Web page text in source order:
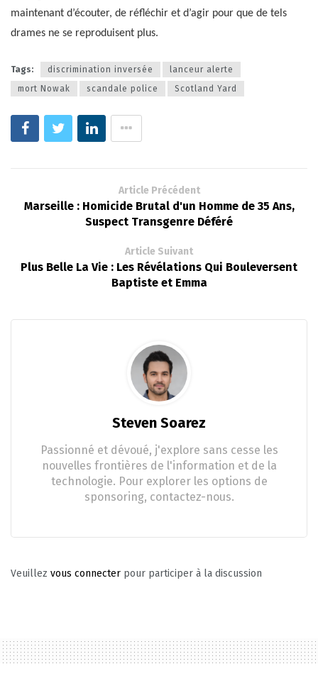
maintenant d’écouter, de réfléchir et d’agir pour que de tels
drames ne se reproduisent plus.
Tags: discrimination inversée
lanceur alerte
mort Nowak
scandale police Scotland Yard
Article Précédent
Marseille : Homicide Brutal d'un Homme de 35 Ans,
Suspect Transgenre Déféré
Article Suivant
Plus Belle La Vie : Les Révélations Qui Bouleversent
Baptiste et Emma
Steven Soarez
Passionné et dévoué, j'explore sans cesse les
nouvelles frontières de l'information et de la
technologie. Pour explorer les options de
sponsoring, contactez-nous.
Veuillez vous connecter pour participer à la discussion